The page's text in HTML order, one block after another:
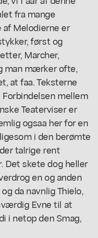
fra mange
Melodierne er
først og
Marcher,
man mærker ofte,
at faa. Teksterne
mellem
Teaterviser er
ogsaa her for en
i den berømte
talrige rent
Det skete dog heller
en og anden
da navnlig Thielo,
Evne til at
i netop den Smag,